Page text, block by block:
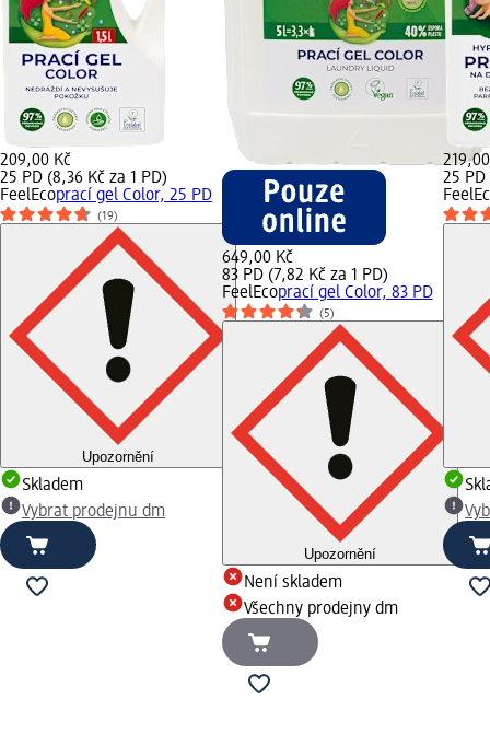
209,00 Kč
25 PD (8,36 Kč za 1 PD)
FeelEcoprací gel Color, 25 PD
(19)
Upozornění
Skladem
Vybrat prodejnu dm
649,00 Kč
83 PD (7,82 Kč za 1 PD)
FeelEcoprací gel Color, 83 PD
(5)
Upozornění
Není skladem
Všechny prodejny dm
25 PD